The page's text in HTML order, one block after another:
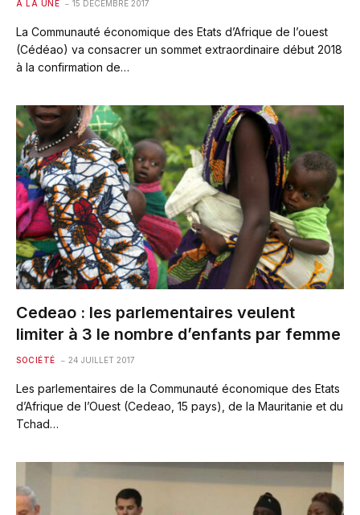
A LA UNE 15 DÉCEMBRE 2017
La Communauté économique des Etats d’Afrique de l’ouest
(Cédéao) va consacrer un sommet extraordinaire début 2018
à la confirmation de…
Cedeao : les parlementaires veulent
limiter à 3 le nombre d’enfants par femme
SOCIÉTÉ 24 JUILLET 2017
Les parlementaires de la Communauté économique des Etats
d’Afrique de l’Ouest (Cedeao, 15 pays), de la Mauritanie et du
Tchad…